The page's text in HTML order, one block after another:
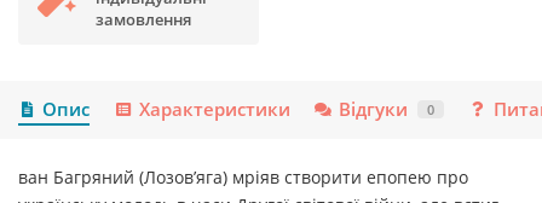
замовлення
Опис Характеристики Відгуки 0
ван Багряний (Лозов’яга) мріяв створити епопею про